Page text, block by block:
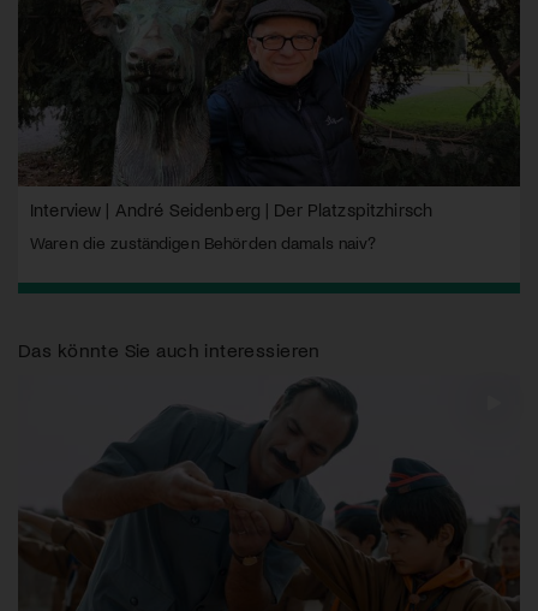
Interview | André Seidenberg | Der Platzspitzhirsch
Waren die zuständigen Behörden damals naiv?
Das könnte Sie auch interessieren